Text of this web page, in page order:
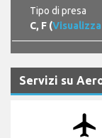
Tipo di presa
C, F (
Servizi su
airplanemode_active